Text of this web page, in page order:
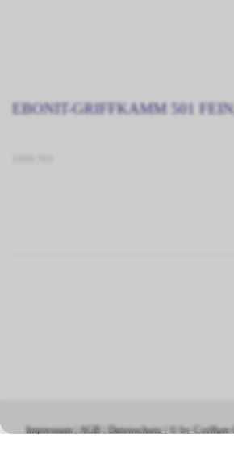
EBONIT-GRIFFKAMM 501
Impressum| AGB | Datenschutz| © by